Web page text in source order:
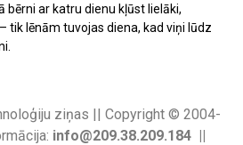
bērni ar katru dienu kļūst lielāki,
tik lēnām tuvojas diena, kad viņi lūdz
ziņas || Copyright © 2004-
info@209.38.209.184 ||